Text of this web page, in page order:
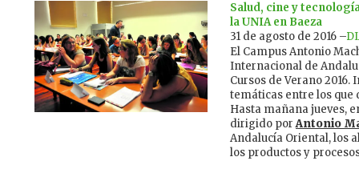
Salud, cine y
la UNIA en Baeza
31 de agosto de 2016 –
El Campus Antonio
Internacional de
Cursos de Verano
temáticas entre los que
Hasta mañana jueves,
dirigido porAntonio
Andalucía Oriental, los
los productos y